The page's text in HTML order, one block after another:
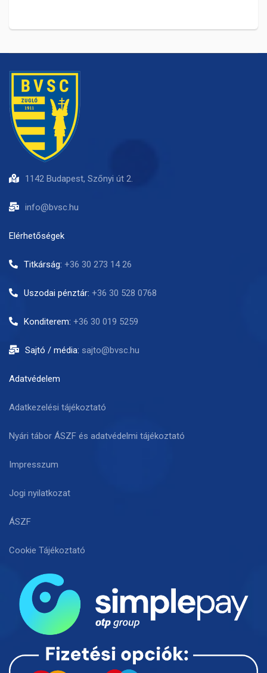
1142 Budapest, Szőnyi út 2.
info@bvsc.hu
Elérhetőségek
Titkárság: +36 30 273 14 26
Uszodai pénztár: +36 30 528 0768
Konditerem: +36 30 019 5259
Sajtó / média: sajto@bvsc.hu
Adatvédelem
Adatkezelési tájékoztató
Nyári tábor ÁSZF és adatvédelmi tájékoztató
Impresszum
Jogi nyilatkozat
ÁSZF
Cookie Tájékoztató